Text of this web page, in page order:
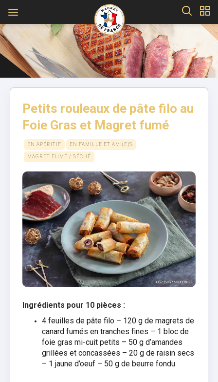
Petits rouleaux de pâte filo au
Foie Gras et Magret fumé
EN APÉRITIF EN FAMILLE ET AMI(E)S
MAGRET FUMÉ / SÉCHÉ
Ingrédients pour 10 pièces :
4 feuilles de pâte filo – 120 g de magrets de
canard fumés en tranches fines – 1 bloc de
foie gras mi-cuit petits – 50 g d’amandes
grillées et concassées – 20 g de raisin secs
– 1 jaune d’oeuf – 50 g de beurre fondu